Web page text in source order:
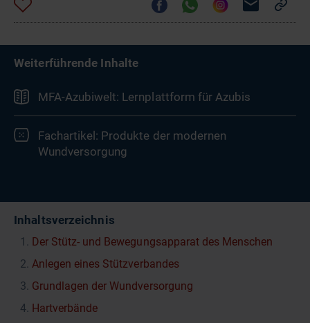
Inhaltsverzeichnis
Der Stütz- und Bewegungsapparat des Menschen
Anlegen eines Stützverbandes
Grundlagen der Wundversorgung
Hartverbände
Weiterführende Inhalte
MFA-Azubiwelt: Lernplattform für Azubis
Fachartikel: Produkte der modernen
Wundversorgung